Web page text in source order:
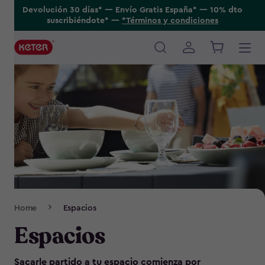
Devolución 30 días* ---- Envío Gratis España* ---- 10% dto
suscribiéndote* ---- *Términos y condiciones
Main
navigation
Navigation
Home Espacios
Espacios
Sacarle partido a tu espacio comienza por